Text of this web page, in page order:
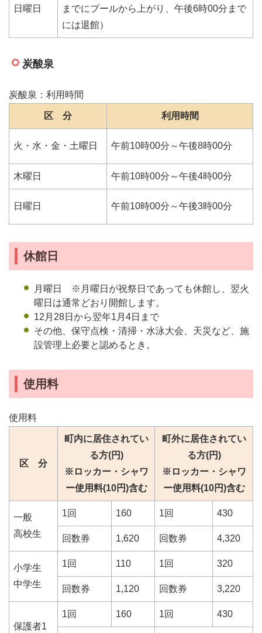
日曜日
までにプールから上がり、午後6時00分まで
には退館）
炭酸泉
炭酸泉：利用時間
区 分 利用時間
火・水・金・土曜日 午前10時00分～午後8時00分
木曜日 午前10時00分～午後4時00分
日曜日 午前10時00分～午後3時00分
休館日
月曜日 ※月曜日が祝祭日であっても休館し、翌火
曜日は通常どおり開館します。
12月28日から翌年1月4日まで
その他、保守点検・清掃・水泳大会、天災など、施
設管理上必要と認めるとき。
使用料
使用料
区 分
町内に居住されてい
る方(円)
※ロッカー・シャワ
ー使用料(10円)含む
町外に居住されてい
る方(円)
※ロッカー・シャワ
ー使用料(10円)含む
一般
高校生
1回 160 1回 430
回数券 1,620 回数券 4,320
小学生
中学生
1回 110 1回 320
回数券 1,120 回数券 3,220
保護者1
1回 160 1回 430